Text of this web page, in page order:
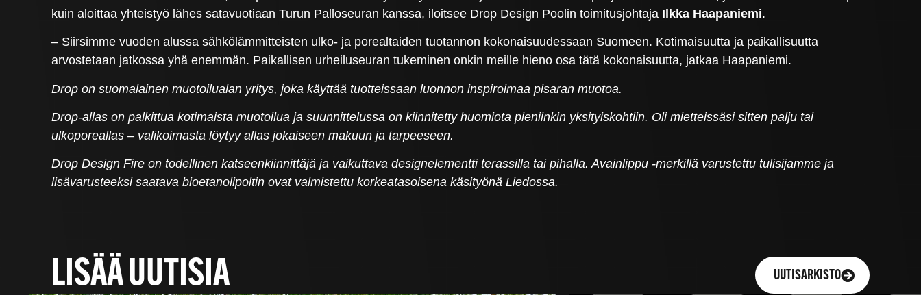
kuin aloittaa yhteistyö lähes satavuotiaan Turun Palloseuran kanssa, iloitsee Drop Design Poolin toimitusjohtaja Ilkka Haapaniemi.
– Siirsimme vuoden alussa sähkölämmitteisten ulko- ja porealtaiden tuotannon kokonaisuudessaan Suomeen. Kotimaisuutta ja paikallisuutta
arvostetaan jatkossa yhä enemmän. Paikallisen urheiluseuran tukeminen onkin meille hieno osa tätä kokonaisuutta, jatkaa Haapaniemi.
Drop on suomalainen muotoilualan yritys, joka käyttää tuotteissaan luonnon inspiroimaa pisaran muotoa.
Drop-allas on palkittua kotimaista muotoilua ja suunnittelussa on kiinnitetty huomiota pieniinkin yksityiskohtiin. Oli mietteissäsi sitten palju tai
ulkoporeallas – valikoimasta löytyy allas jokaiseen makuun ja tarpeeseen.
Drop Design Fire on todellinen katseenkiinnittäjä ja vaikuttava designelementti terassilla tai pihalla. Avainlippu -merkillä varustettu tulisijamme ja
lisävarusteeksi saatava bioetanolipoltin ovat valmistettu korkeatasoisena käsityönä Liedossa.
LISÄÄ UUTISIA UUTISARKISTO